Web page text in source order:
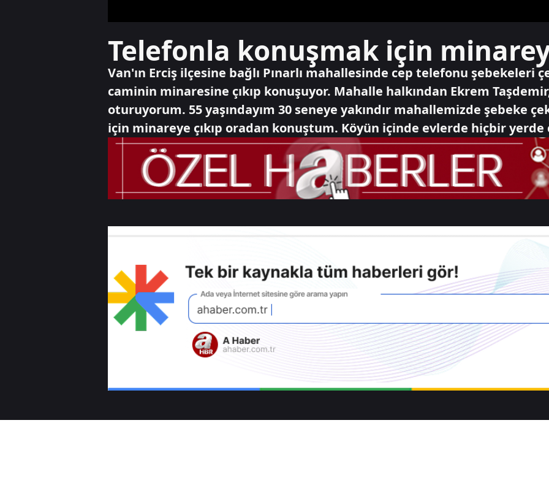
Telefonla konuşmak için
Van'ın Erciş ilçesine bağlı Pınarlı mahallesinde cep telefonu şebekeleri
caminin minaresine çıkıp konuşuyor. Mahalle halkından Ekrem
oturuyorum. 55 yaşındayım 30 seneye yakındır mahallemizde şebeke
için minareye çıkıp oradan konuştum. Köyün içinde evlerde hiçbir